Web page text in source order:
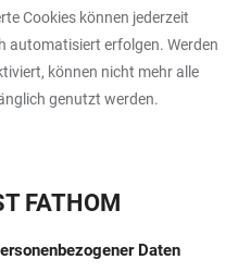
Cookies können jederzeit
automatisiert erfolgen. Werden
können nicht mehr alle
genutzt werden.
FATHOM
Daten